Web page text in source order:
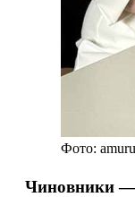
Фото:
Чиновники